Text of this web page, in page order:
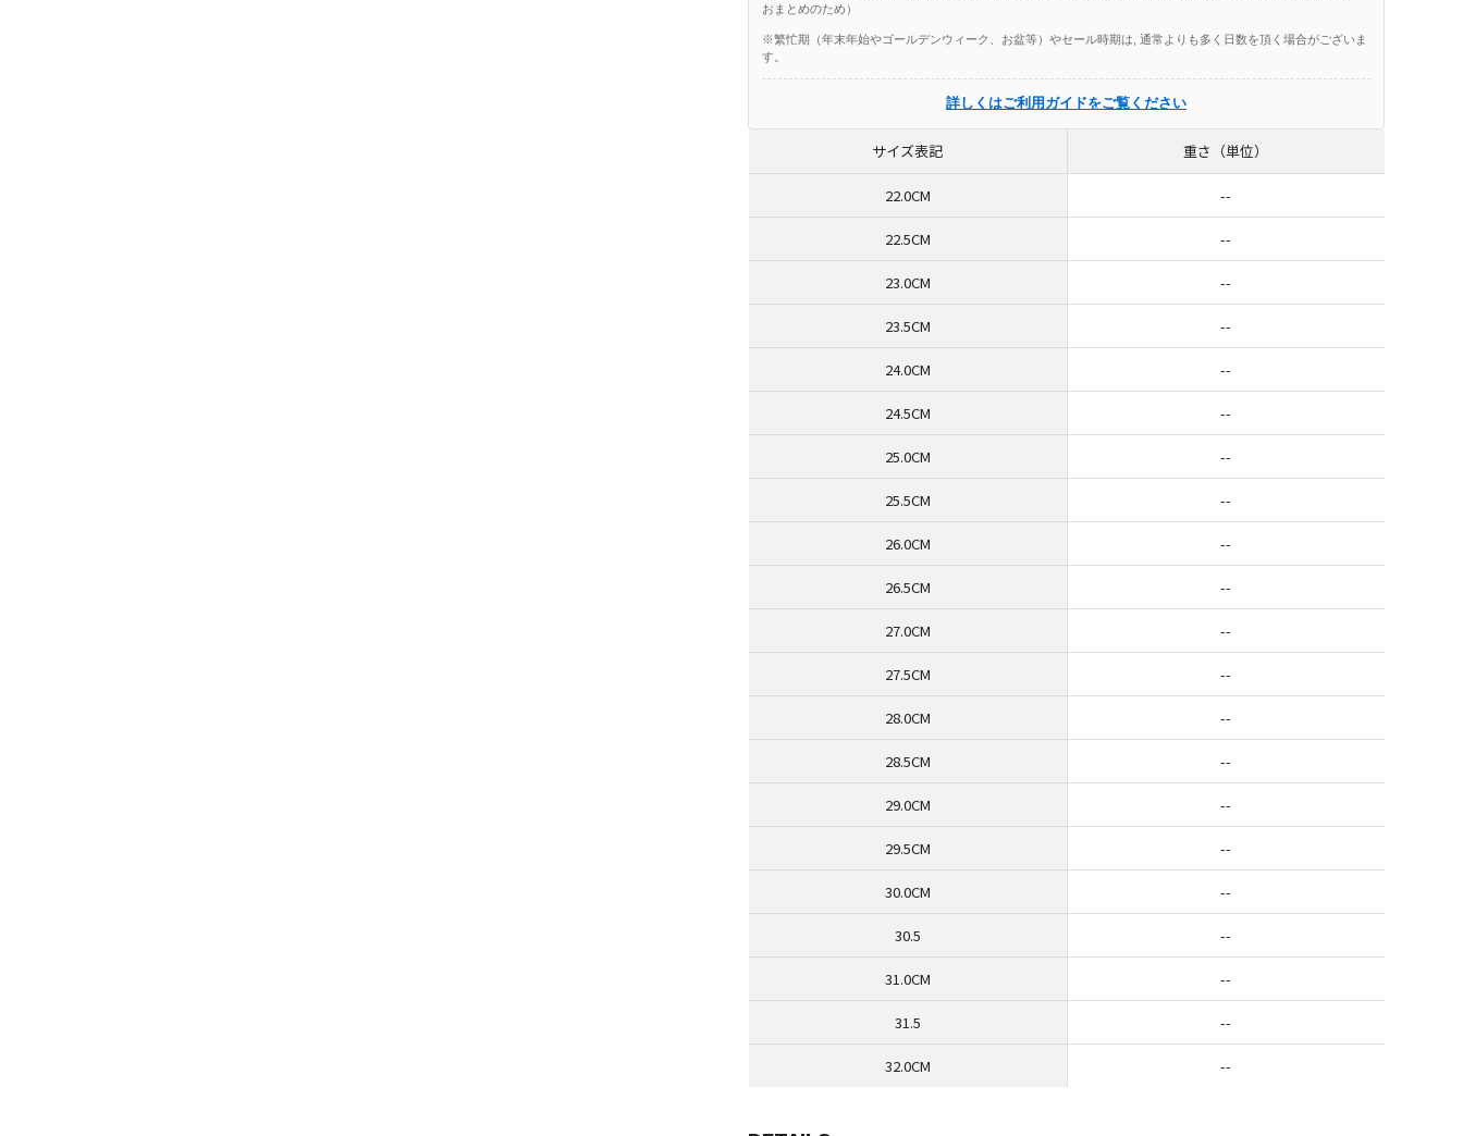
おまとめのため）
※繁忙期（年末年始やゴールデンウィーク、お盆等）やセール時期は, 通常よりも多く日数を頂く場合がございま
す。
詳しくはご利用ガイドをご覧ください
サイズ表記 重さ（単位）
22.0CM --
22.5CM --
23.0CM --
23.5CM --
24.0CM --
24.5CM --
25.0CM --
25.5CM --
26.0CM --
26.5CM --
27.0CM --
27.5CM --
28.0CM --
28.5CM --
29.0CM --
29.5CM --
30.0CM --
30.5 --
31.0CM --
31.5 --
32.0CM --